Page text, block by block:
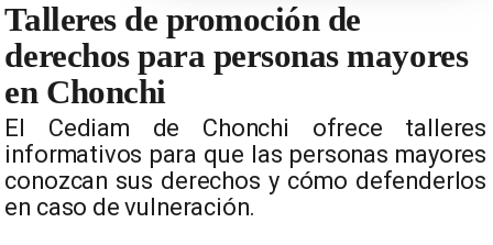
Talleres de promoción de
derechos para personas mayores
en Chonchi
El Cediam de Chonchi ofrece talleres
informativos para que las personas mayores
conozcan sus derechos y cómo defenderlos
en caso de vulneración.